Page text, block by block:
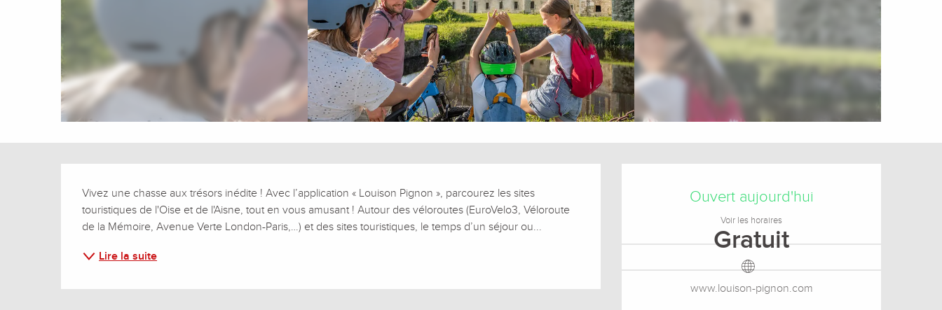
Ouverture et
Ouvert aujourd'hui
Voir les horaires
Gratuit
www.louison-pignon.com
Description
Vivez une chasse aux trésors inédite ! Avec l’application « Louison Pignon », parcourez les sites
touristiques de l'Oise et de l'Aisne, tout en vous amusant ! Autour des véloroutes (EuroVelo3, Véloroute
de la Mémoire, Avenue Verte London-Paris,…) et des sites touristiques, le temps d’un séjour ou...
Lire la suite